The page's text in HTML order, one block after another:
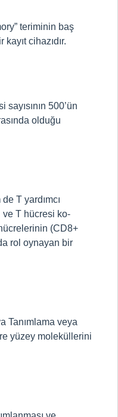
teriminin baş
cihazıdır.
500’ün
olduğu
T yardımcı
T hücresi ko-
(CD8+
rol oynayan bir
Tanımlama veya
yüzey moleküllerini